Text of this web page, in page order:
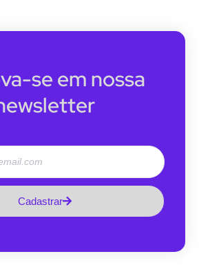
se em nossa
Cadastrar